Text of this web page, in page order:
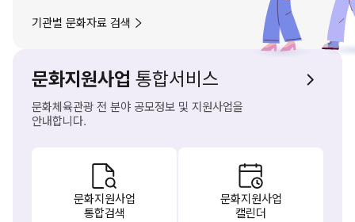
기관별 문화자료 검색
문화지원사업통합서비스
문화체육관광 전 분야 공모정보 및 지원사업을
안내합니다.
문화지원사업
통합검색
문화지원사업
캘린더